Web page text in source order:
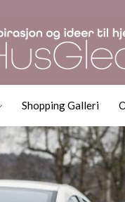
Shopping Galleri
når